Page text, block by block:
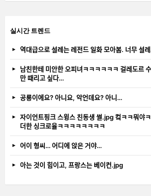
실시간 트렌드
역대급으로 설레는 레전드 일화 모아봄. 너무
남친한테 미안한 오피녀ㅋㅋㅋㅋㅋㅋ 걸레도르
만 때리고 싶다…
공룡이에요? 아니요, 악언데요? 아니…
자이언트핑크 스윙스 친동생 썰.jpg 컼ㅋㅋ
더한 싱크로율ㅋㅋㅋㅋㅋㅋㅋㅋ
어이 형씨… 어디에 앉은 거야…
아는 것이 힘이고, 프랑스는 베이컨.jpg